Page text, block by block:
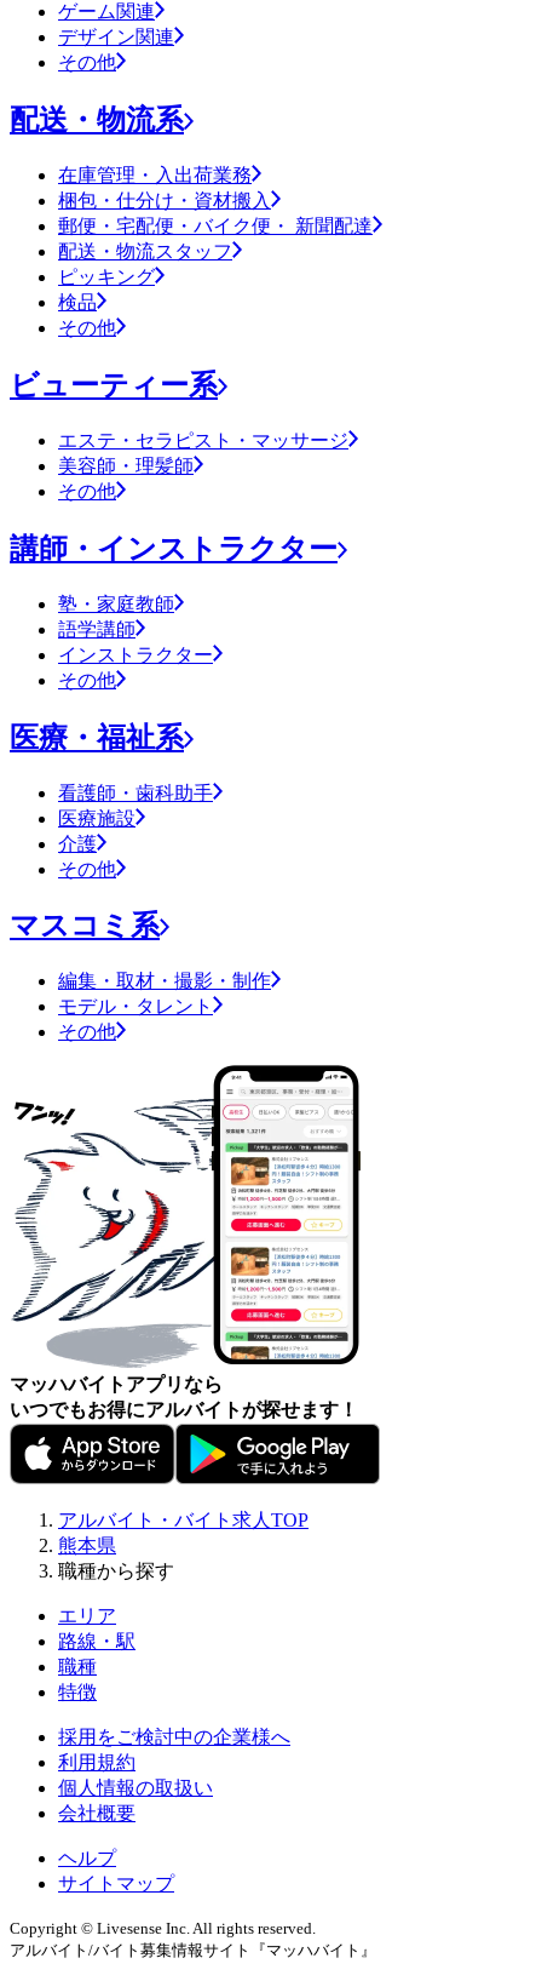
ゲーム関連
デザイン関連
その他
配送・物流系
在庫管理・入出荷業務
梱包・仕分け・資材搬入
郵便・宅配便・バイク便・ 新聞配達
配送・物流スタッフ
ピッキング
検品
その他
ビューティー系
エステ・セラピスト・マッサージ
美容師・理髪師
その他
講師・インストラクター
塾・家庭教師
語学講師
インストラクター
その他
医療・福祉系
看護師・歯科助手
医療施設
介護
その他
マスコミ系
編集・取材・撮影・制作
モデル・タレント
その他
マッハバイトアプリなら
いつでもお得にアルバイトが探せます！
アルバイト・バイト求人TOP
熊本県
職種から探す
エリア
路線・駅
職種
特徴
採用をご検討中の企業様へ
利用規約
個人情報の取扱い
会社概要
ヘルプ
サイトマップ
Copyright © Livesense Inc. All rights reserved.
アルバイト/バイト募集情報サイト『マッハバイト』